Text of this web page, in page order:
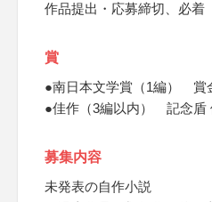
作品提出・応募締切、必着
賞
●南日本文学賞（1編） 賞
●佳作（3編以内） 記念盾
募集内容
未発表の自作小説